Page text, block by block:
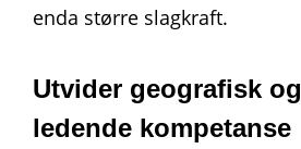
enda større slagkraft.
Utvider geografisk og
ledende kompetanse